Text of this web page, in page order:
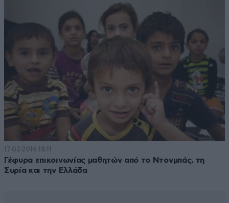
17·02·2016 18:11
Γέφυρα επικοινωνίας μαθητών από το Ντονμπάς, τη
Συρία και την Ελλάδα